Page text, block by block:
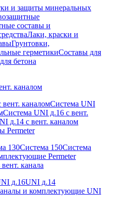
и защиты минеральных
составы и
Лаки, краски и
Грунтовки,
герметикиСоставы для
бетона
каналом
каналомСистема UNI
Система UNI д.16 с вент.
д.14 с вент. каналом
Permeter
130Система 150Система
Permeter
канала
д.16UNI д.14
и комплектующие UNI